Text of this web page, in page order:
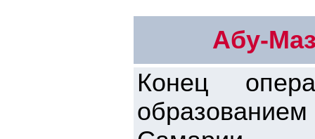
Абу-
Конец
образованием